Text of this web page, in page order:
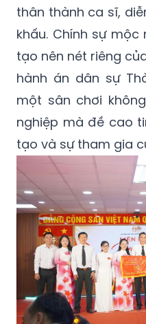
thân thành ca sĩ,
khấu. Chính sự
tạo nên nét riêng
hành án dân sự
một sân chơi
nghiệp mà đề cao
tạo và sự tham gia